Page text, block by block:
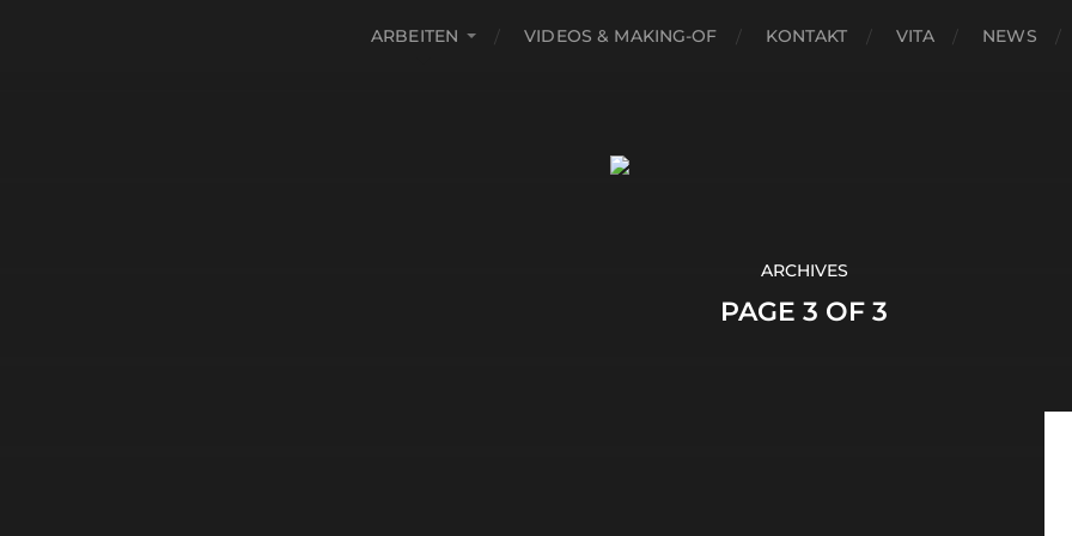
ARBEITEN VIDEOS & MAKING-OF KONTAKT VITA NEWS
ARCHIVES
PAGE 3 OF 3